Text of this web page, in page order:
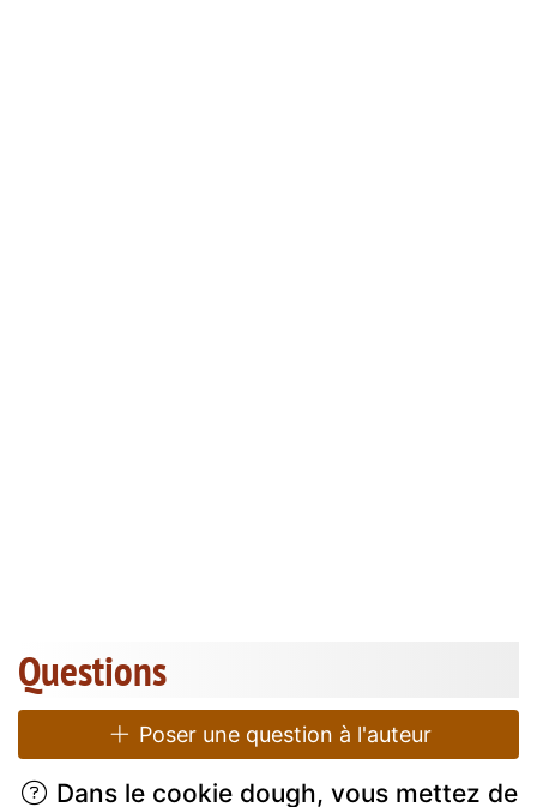
Questions
Poser une question à l'auteur
Dans le cookie dough, vous mettez de